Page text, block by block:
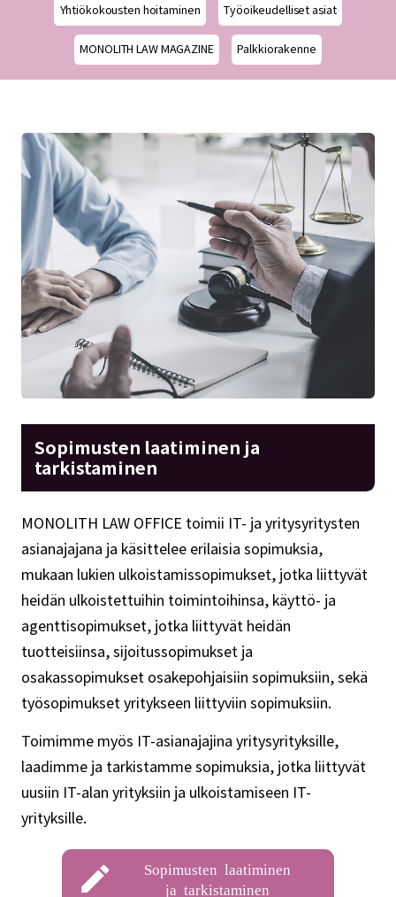
Yhtiökokousten hoitaminen Työoikeudelliset asiat
MONOLITH LAW MAGAZINE Palkkiorakenne
Sopimusten laatiminen ja
tarkistaminen
MONOLITH LAW OFFICE toimii IT- ja yritysyritysten
asianajajana ja käsittelee erilaisia sopimuksia,
mukaan lukien ulkoistamissopimukset, jotka liittyvät
heidän ulkoistettuihin toimintoihinsa, käyttö- ja
agenttisopimukset, jotka liittyvät heidän
tuotteisiinsa, sijoitussopimukset ja
osakassopimukset osakepohjaisiin sopimuksiin, sekä
työsopimukset yritykseen liittyviin sopimuksiin.
Toimimme myös IT-asianajajina yritysyrityksille,
laadimme ja tarkistamme sopimuksia, jotka liittyvät
uusiin IT-alan yrityksiin ja ulkoistamiseen IT-
yrityksille.
Sopimusten laatiminen
ja tarkistaminen